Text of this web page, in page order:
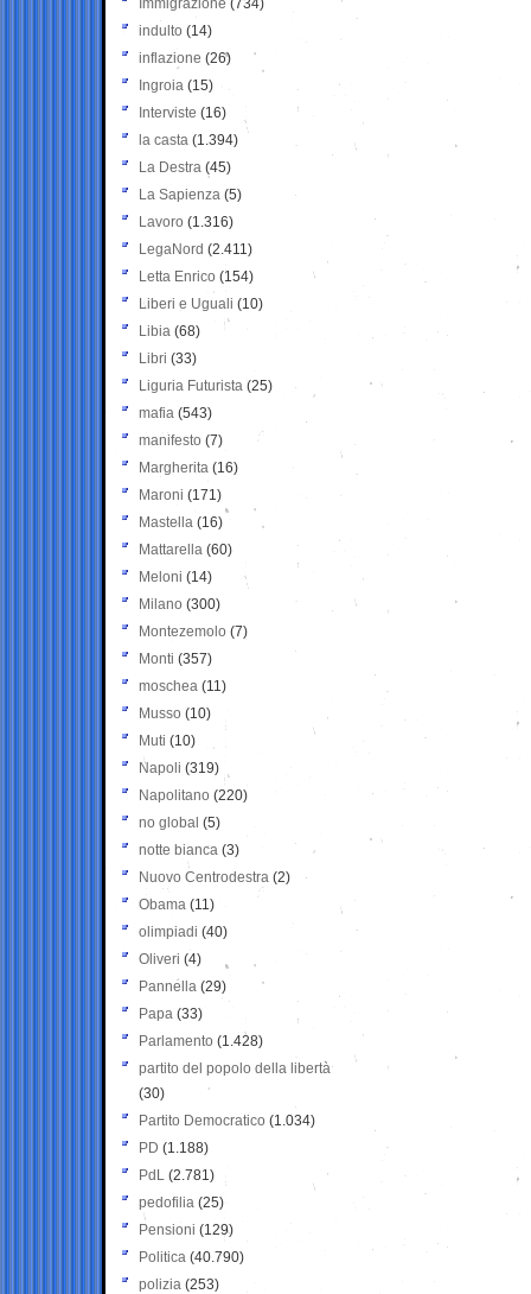
Immigrazione (734)
indulto (14)
inflazione (26)
Ingroia (15)
Interviste (16)
la casta (1.394)
La Destra (45)
La Sapienza (5)
Lavoro (1.316)
LegaNord (2.411)
Letta Enrico (154)
Liberi e Uguali (10)
Libia (68)
Libri (33)
Liguria Futurista (25)
mafia (543)
manifesto (7)
Margherita (16)
Maroni (171)
Mastella (16)
Mattarella (60)
Meloni (14)
Milano (300)
Montezemolo (7)
Monti (357)
moschea (11)
Musso (10)
Muti (10)
Napoli (319)
Napolitano (220)
no global (5)
notte bianca (3)
Nuovo Centrodestra (2)
Obama (11)
olimpiadi (40)
Oliveri (4)
Pannella (29)
Papa (33)
Parlamento (1.428)
partito del popolo della libertà
(30)
Partito Democratico (1.034)
PD (1.188)
PdL (2.781)
pedofilia (25)
Pensioni (129)
Politica (40.790)
polizia (253)